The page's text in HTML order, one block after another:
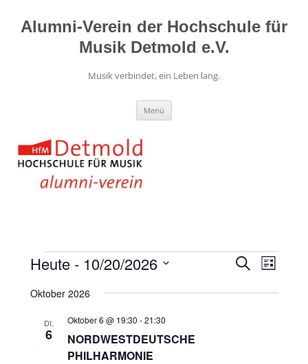
springen
Alumni-Verein der Hochschule für
Musik Detmold e.V.
Musik verbindet, ein Leben lang.
Menü
Veranstaltungen
Suche
Ansichten,
SucheListe
Heute - 10/20/2026
wählen.
Oktober 2026
DI.
6
NORDWESTDEUTSCHE
PHILHARMONIE
Oktober 6 @ 19:30 -21:30